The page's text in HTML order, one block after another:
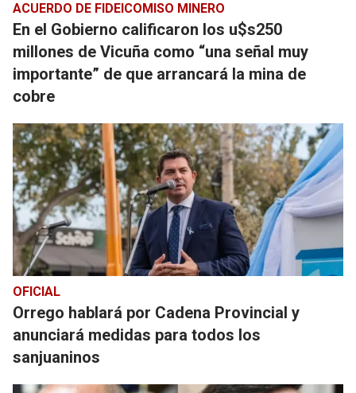
ACUERDO DE FIDEICOMISO MINERO
En el Gobierno calificaron los u$s250
millones de Vicuña como “una señal muy
importante” de que arrancará la mina de
cobre
OFICIAL
Orrego hablará por Cadena Provincial y
anunciará medidas para todos los
sanjuaninos